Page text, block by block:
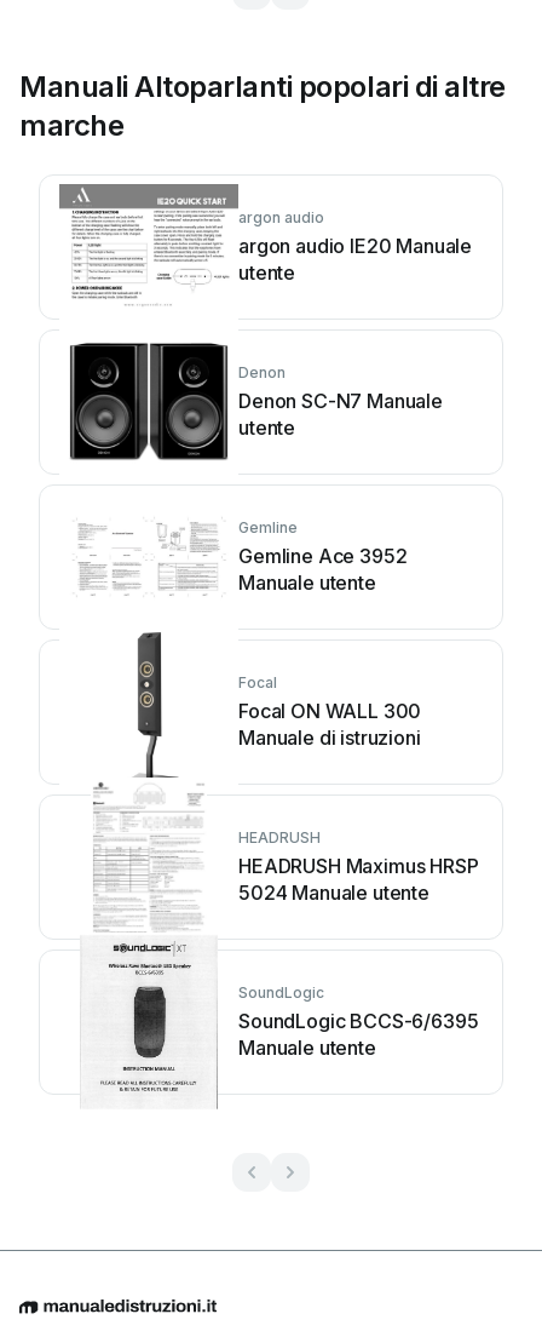
Manuali Altoparlanti popolari di altre
marche
argon audio
argon audio IE20 Manuale
utente
Denon
Denon SC-N7 Manuale
utente
Gemline
Gemline Ace 3952
Manuale utente
Focal
Focal ON WALL 300
Manuale di istruzioni
HEADRUSH
HEADRUSH Maximus HRSP
5024 Manuale utente
SoundLogic
SoundLogic BCCS-6/6395
Manuale utente